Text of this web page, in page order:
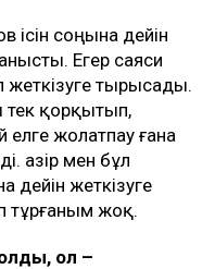
ісін соңына дейін
Егер саяси
жеткізуге тырысады.
тек қорқытып,
жолатпау ғана
Қазір мен бұл
дейін жеткізуге
тұрғаным жоқ.
, ол –